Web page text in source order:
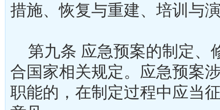
措施、恢复与重建、培训与
第九条 应急预案的制定、
合国家相关规定。应急预案
职能的，在制定过程中应当